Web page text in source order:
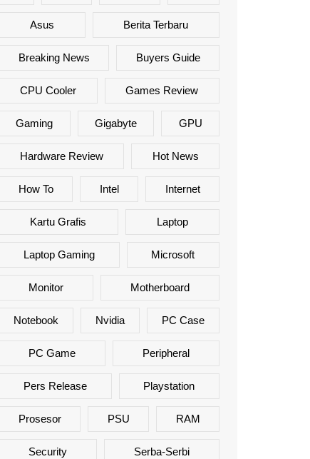
Asus Berita Terbaru
Breaking News Buyers Guide
CPU Cooler Games Review
Gaming Gigabyte GPU
Hardware Review Hot News
How To Intel Internet
Kartu Grafis Laptop
Laptop Gaming Microsoft
Monitor Motherboard
Notebook Nvidia PC Case
PC Game Peripheral
Pers Release Playstation
Prosesor PSU RAM
Security Serba-Serbi